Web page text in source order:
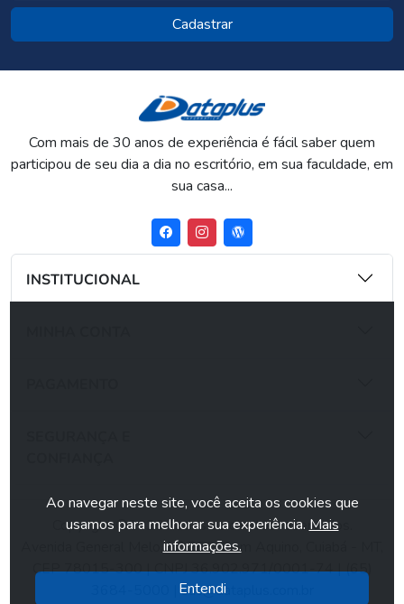
Cadastrar
Com mais de 30 anos de experiência é fácil saber quem
participou de seu dia a dia no escritório, em sua faculdade, em
sua casa...
INSTITUCIONAL
Copyright ©2026 Todos os direitos reservados.
Avenida General Melo, N° 266, Dom Aquino, Cuiabá - MT,
CEP 78015-300 | CNPJ 36.902.971/0001-74 | (65)
3684-5000 |sac@dataplus.com.br
Ao navegar neste site, você aceita os cookies que
usamos para melhorar sua experiência. Mais
informações.
Entendi